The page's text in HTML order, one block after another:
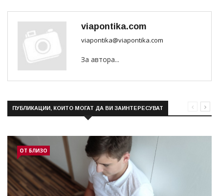
viapontika.com
viapontika@viapontika.com
За автора...
ПУБЛИКАЦИИ, КОИТО МОГАТ ДА ВИ ЗАИНТЕРЕСУВАТ
ОТ БЛИЗО